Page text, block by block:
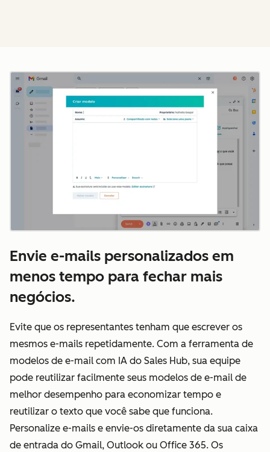
Envie e-mails personalizados em
menos tempo para fechar mais
negócios.
Evite que os representantes tenham que escrever os
mesmos e-mails repetidamente. Com a ferramenta de
modelos de e-mail com IA do Sales Hub, sua equipe
pode reutilizar facilmente seus modelos de e-mail de
melhor desempenho para economizar tempo e
reutilizar o texto que você sabe que funciona.
Personalize e-mails e envie-os diretamente da sua caixa
de entrada do Gmail, Outlook ou Office 365. Os